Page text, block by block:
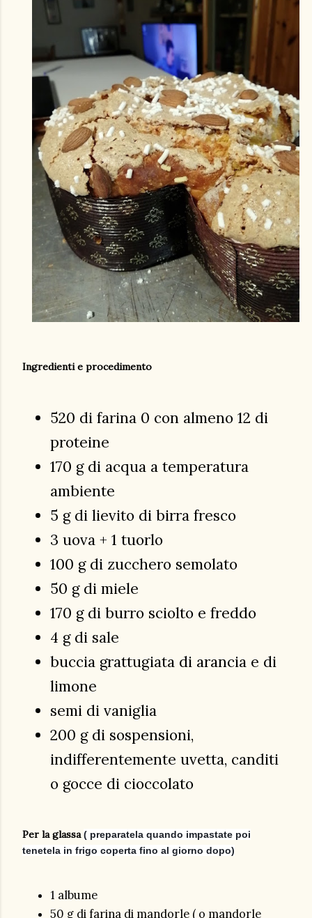
Ingredienti e procedimento
520 di farina 0 con almeno 12 di
proteine
170 g di acqua a temperatura
ambiente
5 g di lievito di birra fresco
3 uova + 1 tuorlo
100 g di zucchero semolato
50 g di miele
170 g di burro sciolto e freddo
4 g di sale
buccia grattugiata di arancia e di
limone
semi di vaniglia
200 g di sospensioni,
indifferentemente uvetta, canditi
o gocce di cioccolato
Per la glassa( preparatela quando impastate poi
tenetela in frigo coperta fino al giorno dopo)
1 albume
50 g di farina di mandorle ( o mandorle